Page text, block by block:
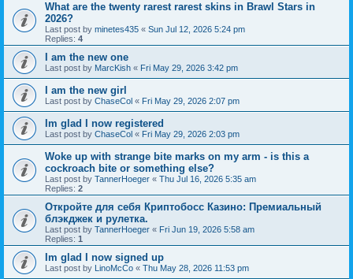
What are the twenty rarest rarest skins in Brawl Stars in
2026?
Last post by minetes435 « Sun Jul 12, 2026 5:24 pm
Replies: 4
I am the new one
Last post by MarcKish « Fri May 29, 2026 3:42 pm
I am the new girl
Last post by ChaseCol « Fri May 29, 2026 2:07 pm
Im glad I now registered
Last post by ChaseCol « Fri May 29, 2026 2:03 pm
Woke up with strange bite marks on my arm - is this a
cockroach bite or something else?
Last post by TannerHoeger « Thu Jul 16, 2026 5:35 am
Replies: 2
Откройте для себя Криптобосс Казино: Премиальный
блэкджек и рулетка.
Last post by TannerHoeger « Fri Jun 19, 2026 5:58 am
Replies: 1
Im glad I now signed up
Last post by LinoMcCo « Thu May 28, 2026 11:53 pm